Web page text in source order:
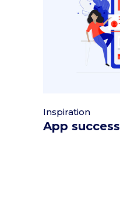
Inspiration
App success